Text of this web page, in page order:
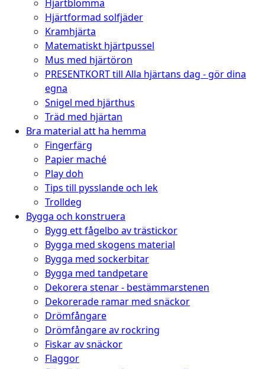
Hjärtblomma
Hjärtformad solfjäder
Kramhjärta
Matematiskt hjärtpussel
Mus med hjärtöron
PRESENTKORT till Alla hjärtans dag - gör dina
egna
Snigel med hjärthus
Träd med hjärtan
Bra material att ha hemma
Fingerfärg
Papier maché
Play doh
Tips till pysslande och lek
Trolldeg
Bygga och konstruera
Bygg ett fågelbo av trästickor
Bygga med skogens material
Bygga med sockerbitar
Bygga med tandpetare
Dekorera stenar - bestämmarstenen
Dekorerade ramar med snäckor
Drömfångare
Drömfångare av rockring
Fiskar av snäckor
Flaggor